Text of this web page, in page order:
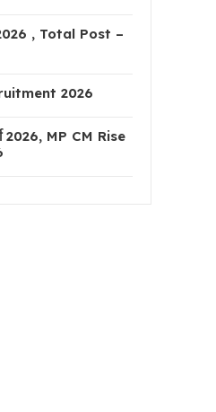
, Total Post –
2026
2026, MP CM Rise